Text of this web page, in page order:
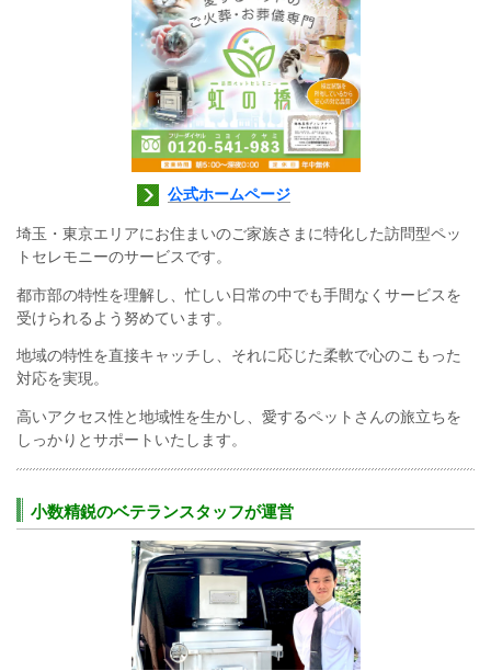
公式ホームページ
埼玉・東京エリアにお住まいのご家族さまに特化した訪問型ペッ
トセレモニーのサービスです。
都市部の特性を理解し、忙しい日常の中でも手間なくサービスを
受けられるよう努めています。
地域の特性を直接キャッチし、それに応じた柔軟で心のこもった
対応を実現。
高いアクセス性と地域性を生かし、愛するペットさんの旅立ちを
しっかりとサポートいたします。
小数精鋭のベテランスタッフが運営